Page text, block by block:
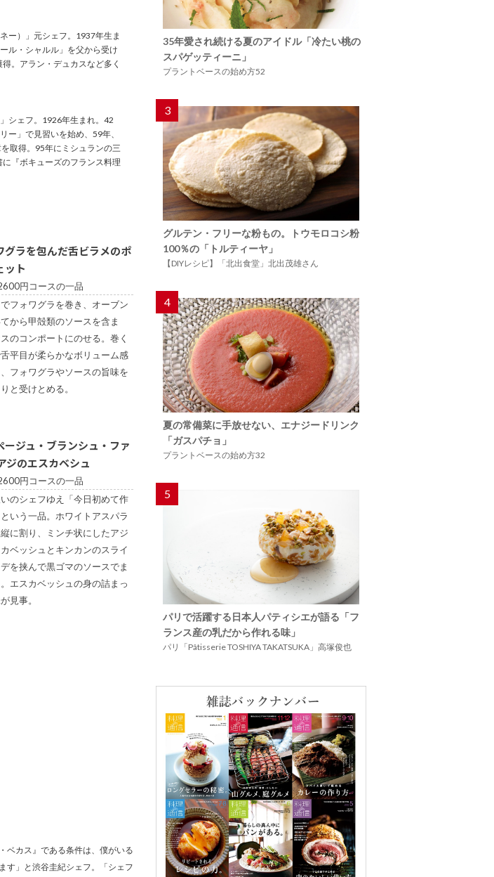
ー）」元シェフ。1937年生ま
ル・シャルル」を父から受け
。アラン・デュカスなど多く
シェフ。1926年生まれ。42
ー」で見習いを始め、59年、
取得。95年にミシュランの三
『ボキューズのフランス料理
グラを包んだ舌ビラメのポ
ット
円コースの一品
フォワグラを巻き、オーブン
から甲殻類のソースを含ま
のコンポートにのせる。巻く
舌平目が柔らかなボリューム感
フォワグラやソースの旨味を
と受けとめる。
ージュ・ブランシュ・ファ
ジのエスカベシュ
円コースの一品
のシェフゆえ「今日初めて作
いう一品。ホワイトアスパラ
に割り、ミンチ状にしたアジ
ベッシュとキンカンのスライ
を挟んで黒ゴマのソースでま
エスカベッシュの身の詰まっ
見事。
ベカス』である条件は、僕がいる
す」と渋谷圭紀シェフ。「シェフ
35年愛され続ける夏のアイドル「冷たい桃の
スパゲッティーニ」
プラントベースの始め方52
3
グルテン・フリーな粉もの。トウモロコシ粉
100％の「トルティーヤ」
【DIYレシピ】「北出食堂」北出茂雄さん
4
夏の常備菜に手放せない、エナジードリンク
「ガスパチョ」
プラントベースの始め方32
5
パリで活躍する日本人パティシエが語る「フ
ランス産の乳だから作れる味」
パリ「Pâtisserie TOSHIYA TAKATSUKA」高塚俊也